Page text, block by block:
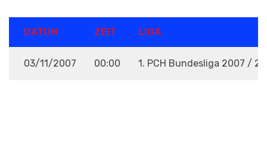
DATUM ZEIT LIGA
03/11/2007 00:00 1. PCH Bundesliga 2007 /